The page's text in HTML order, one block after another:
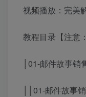
视频播放：完美
教程目录【注意
│01-邮件故事销
││01-邮件故事